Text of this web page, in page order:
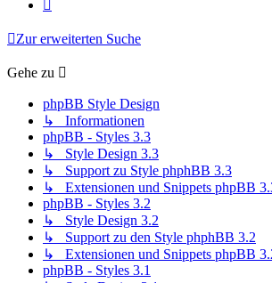
Zur erweiterten Suche
Gehe zu
phpBB Style Design
↳ Informationen
phpBB - Styles 3.3
↳ Style Design 3.3
↳ Support zu Style phphBB 3.3
↳ Extensionen und Snippets phpBB
phpBB - Styles 3.2
↳ Style Design 3.2
↳ Support zu den Style phphBB 3.2
↳ Extensionen und Snippets phpBB
phpBB - Styles 3.1